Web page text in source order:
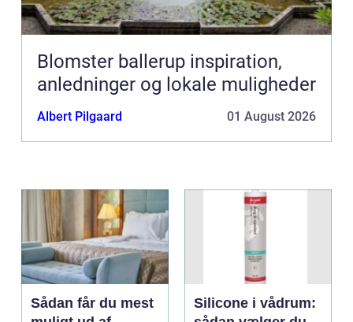
Blomster ballerup inspiration,
anledninger og lokale muligheder
Albert Pilgaard 01 August 2026
Sådan får du mest
Silicone i vådrum: